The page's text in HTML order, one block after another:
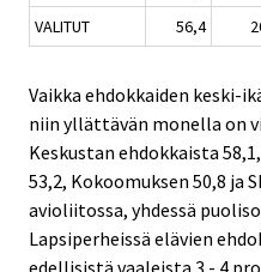
VALITUT
56,4
Vaikka ehdokkaiden keski-
niin yllättävän monella on
Keskustan ehdokkaista
53,2, Kokoomuksen 50,8 ja
avioliitossa, yhdessä
Lapsiperheissä elävien